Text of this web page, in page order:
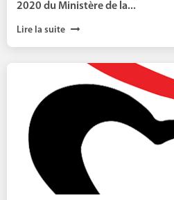
2020 du Ministère de la...
Lire la suite